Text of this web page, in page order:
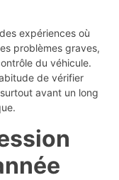
expériences où
problèmes graves,
du véhicule.
de vérifier
avant un long